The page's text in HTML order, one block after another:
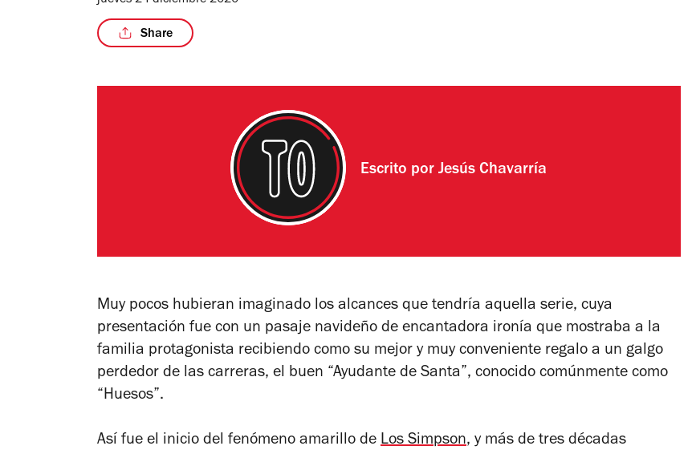
Share
Escrito porJesús Chavarría
Muy pocos hubieran imaginado los alcances que tendría aquella serie, cuya
presentación fue con un pasaje navideño de encantadora ironía que mostraba a la
familia protagonista recibiendo como su mejor y muy conveniente regalo a un galgo
perdedor de las carreras, el buen “Ayudante de Santa”, conocido comúnmente como
“Huesos”.
Así fue el inicio del fenómeno amarillo de Los Simpson, y más de tres décadas